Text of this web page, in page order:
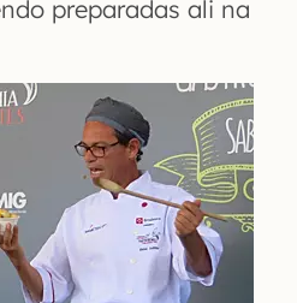
preparadas ali na